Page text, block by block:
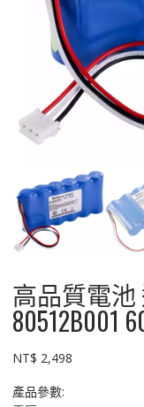
高品質電池
80512B001
NT$ 2,498
產品參數: